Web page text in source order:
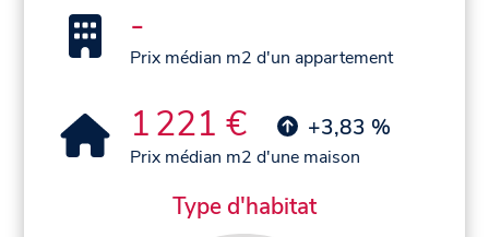
-
Prix médian m2 d'un appartement
1 221 € +3,83 %
Prix médian m2 d'une maison
Type d'habitat